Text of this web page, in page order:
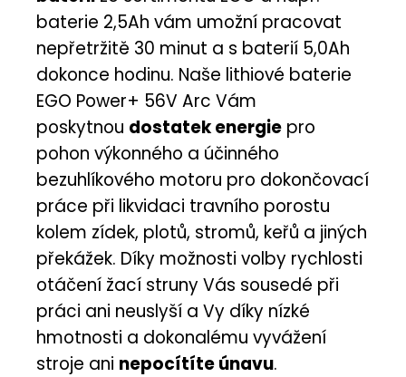
baterie 2,5Ah vám umožní pracovat
nepřetržitě 30 minut a s baterií 5,0Ah
dokonce hodinu. Naše lithiové baterie
EGO Power+ 56V Arc Vám
poskytnou dostatek energie pro
pohon výkonného a účinného
bezuhlíkového motoru pro dokončovací
práce při likvidaci travního porostu
kolem zídek, plotů, stromů, keřů a jiných
překážek. Díky možnosti volby rychlosti
otáčení žací struny Vás sousedé při
práci ani neuslyší a Vy díky nízké
hmotnosti a dokonalému vyvážení
stroje ani nepocítíte únavu.